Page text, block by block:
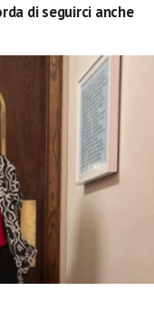
di seguirci anche